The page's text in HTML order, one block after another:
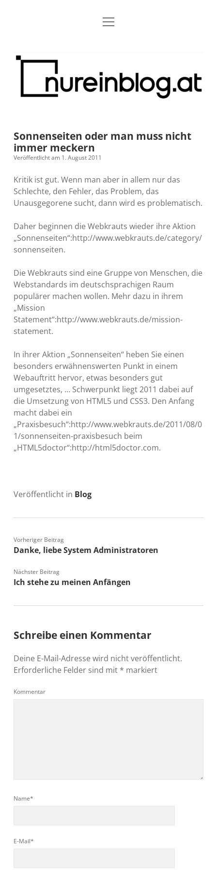
Blog
Archiv
Kontakt
Grundsätze Dropdown-
Kreativitätserklärung
Barrierefreiheit
Meine Fediverse Regeln
barcamper.at – Die österreichische Barcamp Liste
Alleinr – Der Ruheraum im Web (externer Link)
S9y InfoCamp – Der Serendpity Podcast (externer
Link)
Impressum Dropdown-
Datenschutz
Microblog
rss email-
form
mastodon
Menü
Nur
Blog
Sonnenseiten oder man muss nicht
immer meckern
Veröffentlicht am 1. August 2011
Kritik ist gut. Wenn man aber in allem nur das
Schlechte, den Fehler, das Problem, das
Unausgegorene sucht, dann wird es problematisch.
Daher beginnen die Webkrauts wieder ihre Aktion
„Sonnenseiten“:http://www.webkrauts.de/category/
sonnenseiten.
Die Webkrauts sind eine Gruppe von Menschen, die
Webstandards im deutschsprachigen Raum
populärer machen wollen. Mehr dazu in ihrem
„Mission
Statement“:http://www.webkrauts.de/mission-
statement.
In ihrer Aktion „Sonnenseiten“ heben Sie einen
besonders erwähnenswerten Punkt in einem
Webauftritt hervor, etwas besonders gut
umgesetztes, … Schwerpunkt liegt 2011 dabei auf
die Umsetzung von HTML5 und CSS3. Den Anfang
macht dabei ein
„Praxisbesuch“:http://www.webkrauts.de/2011/08/0
1/sonnenseiten-praxisbesuch beim
„HTML5doctor“:http://html5doctor.com.
Veröffentlicht in Blog
Vorheriger Beitrag
Danke, liebe System Administratoren
Nächster Beitrag
Ich stehe zu meinen Anfängen
Schreibe einen Kommentar
Deine E-Mail-Adresse wird nicht veröffentlicht.
Erforderliche Felder sind mit * markiert
Kommentar
Name*
E-Mail*